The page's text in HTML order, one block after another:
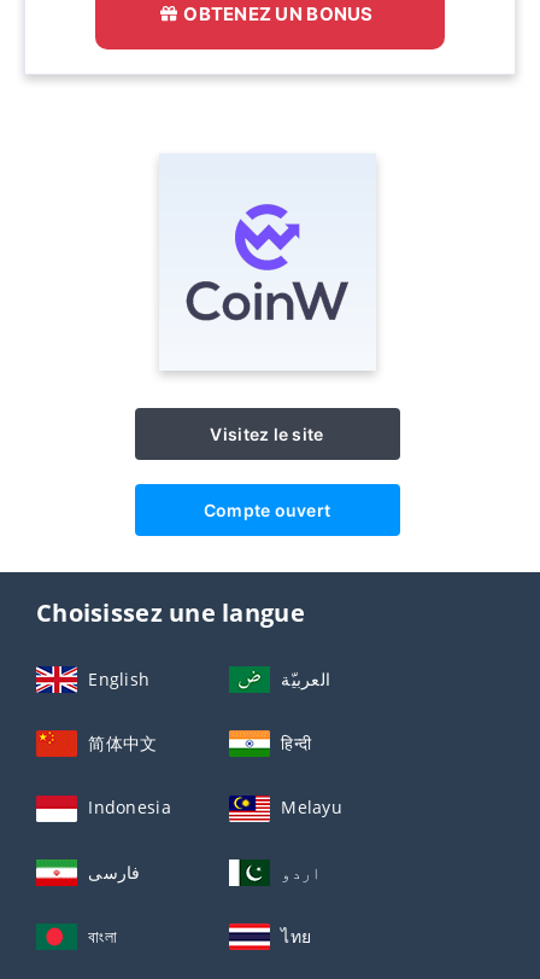
OBTENEZ UN BONUS
Visitez le site
Compte ouvert
Choisissez une langue
English العربيّة
简体中文 हिन्दी
Indonesia Melayu
فارسی اردو
বাংলা ไทย